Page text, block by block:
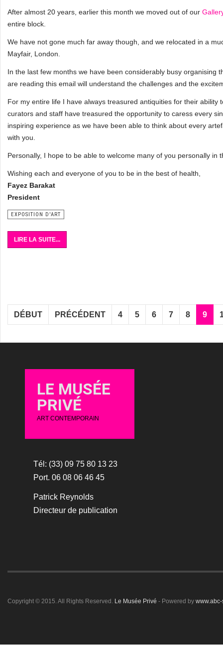
After almost 20 years, earlier this month we moved out of our
entire block.
We have not gone much far away though, and we relocated in a
Mayfair, London.
In the last few months we have been considerably busy
are reading this email will understand the challenges and the
For my entire life I have always treasured antiquities for their
curators and staff have treasured the opportunity to caress every
inspiring experience as we have been able to think about every
with you.
Personally, I hope to be able to welcome many of you personally in
Wishing each and everyone of you to be in the best of health,
Fayez Barakat
President
EXPOSITION D'ART
LIRE LA SUITE...
DÉBUT PRÉCÉDENT 4 5 6 7 8 9
LE MUSÉE
PRIVÉ
ART CONTEMPORAIN
Tél: (33) 09 75 80 13 23
Port. 06 08 06 46 45
Patrick Reynolds
Directeur de publication
Copyright © 2015. All Rights Reserved. Le Musée Privé - Powered by